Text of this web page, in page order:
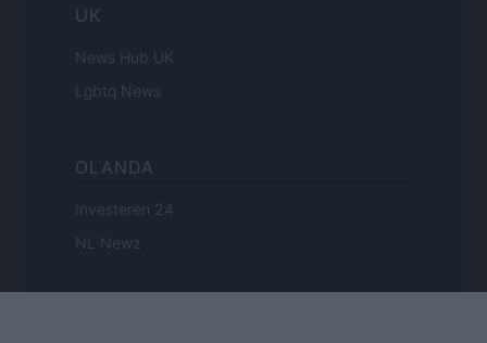
UK
News Hub UK
Lgbtq News
OLANDA
Investeren 24
NL Newz